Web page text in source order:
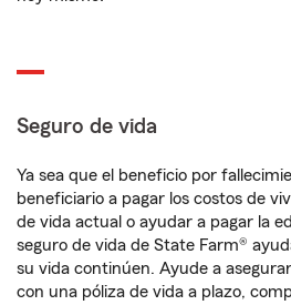
Seguro de vida
Ya sea que el beneficio por
beneficiario a pagar los costos de
de vida actual o ayudar a pagar la
seguro de vida de State Farm®
su vida continúen. Ayude a
con una póliza de vida a plazo,